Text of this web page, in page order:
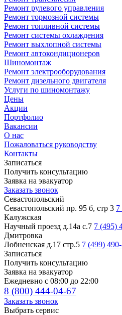
Ремонт рулевого управления
Ремонт тормозной системы
Ремонт топливной системы
Ремонт системы охлаждения
Ремонт выхлопной системы
Ремонт автокондиционеров
Шиномонтаж
Ремонт электрооборудования
Ремонт дизельного двигателя
Услуги по шиномонтажу
Цены
Акции
Портфолио
Вакансии
О нас
Пожаловаться руководству
Контакты
Записаться
Получить консультацию
Заявка на эвакуатор
Заказать звонок
Севастопольский
Севастопольский пр. 95 б, стр 3 7
Калужская
Научный проезд д.14а с.7 7 (495)
Дмитровка
Лобненская д.17 стр.5 7 (499)
Записаться
Получить консультацию
Заявка на эвакуатор
Ежедневно с 08:00 до 22:00
8 (800) 444-04-67
Заказать звонок
Выбрать сервис